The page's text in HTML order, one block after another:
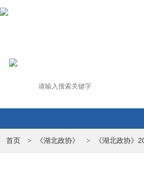
首页 > 《湖北政协》 > 《湖北政协》